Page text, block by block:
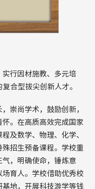
行因材施教、多元培
合型拔尖创新人才。
崇尚学术，鼓励创新，
。在高质高效完成国家
及数学、物理、化学、
招生预备课程。学校重
，明确使命，锤炼意
育人。学校借助优秀校
地，开展科技游学等钱